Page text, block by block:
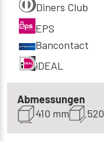
Diners Club
EPS
Bancontact
iDEAL
Abmessungen
410 mm